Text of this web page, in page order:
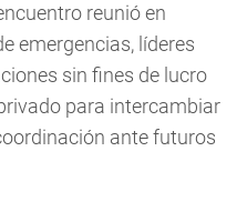
reunió en
emergencias, líderes
sin fines de lucro
para intercambiar
ante futuros